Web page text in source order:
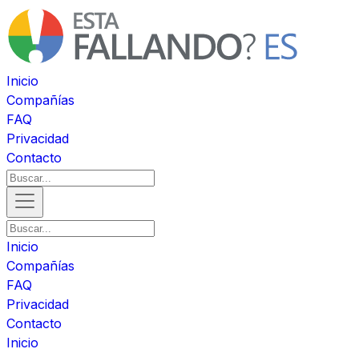
Inicio
Compañías
FAQ
Privacidad
Contacto
Inicio
Compañías
FAQ
Privacidad
Contacto
Inicio